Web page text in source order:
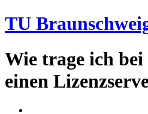
TU
Wie trage ich
einen